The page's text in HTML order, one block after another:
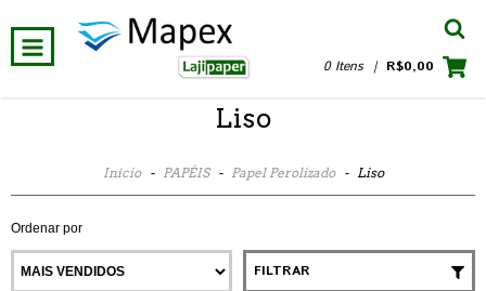
0 Itens | R$0,00
Liso
Início - PAPÉIS - Papel Perolizado - Liso
Ordenar por
FILTRAR